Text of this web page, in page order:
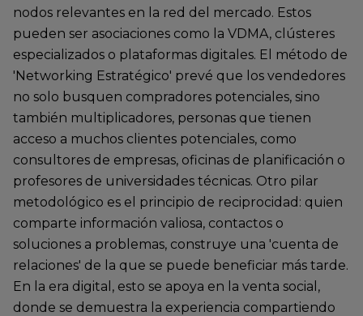
nodos relevantes en la red del mercado. Estos
pueden ser asociaciones como la VDMA, clústeres
especializados o plataformas digitales. El método de
'Networking Estratégico' prevé que los vendedores
no solo busquen compradores potenciales, sino
también multiplicadores, personas que tienen
acceso a muchos clientes potenciales, como
consultores de empresas, oficinas de planificación o
profesores de universidades técnicas. Otro pilar
metodológico es el principio de reciprocidad: quien
comparte información valiosa, contactos o
soluciones a problemas, construye una 'cuenta de
relaciones' de la que se puede beneficiar más tarde.
En la era digital, esto se apoya en la venta social,
donde se demuestra la experiencia compartiendo